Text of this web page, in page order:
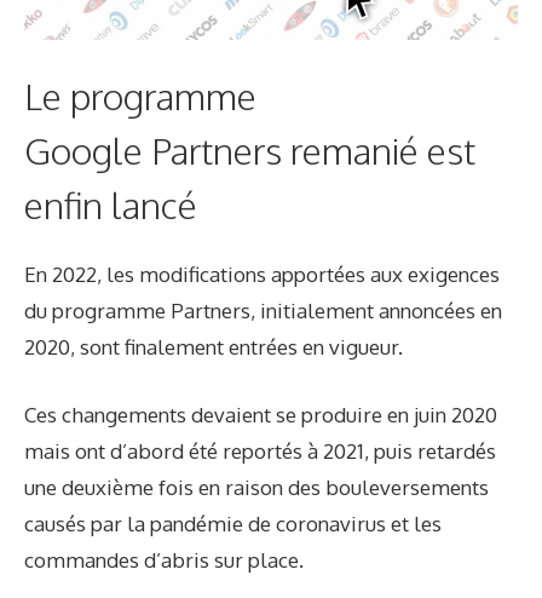
Le programme
Google Partners remanié est
enfin lancé
En 2022, les modifications apportées aux exigences
du programme Partners, initialement annoncées en
2020, sont finalement entrées en vigueur.
Ces changements devaient se produire en juin 2020
mais ont d’abord été reportés à 2021, puis retardés
une deuxième fois en raison des bouleversements
causés par la pandémie de coronavirus et les
commandes d’abris sur place.